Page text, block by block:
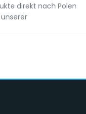
direkt nach Polen